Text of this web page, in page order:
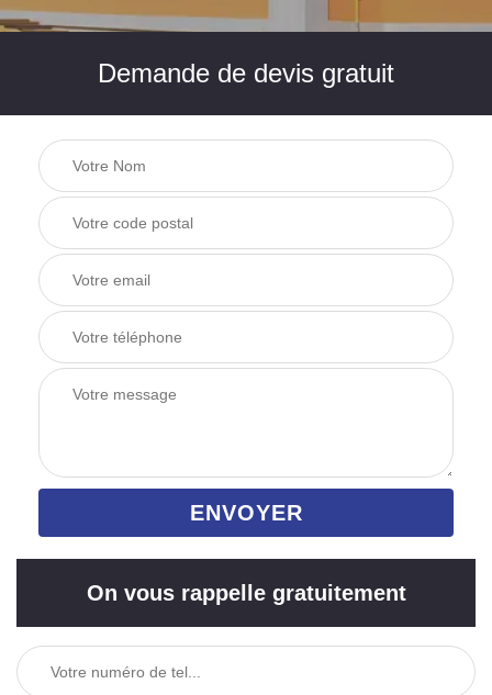
Demande de devis gratuit
On vous rappelle gratuitement